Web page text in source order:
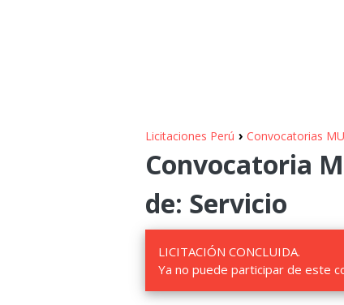
Licitaciones Perú › Convocatorias
Convocatoria
de: Servicio
LICITACIÓN CONCLUIDA.
Ya no puede participar de este